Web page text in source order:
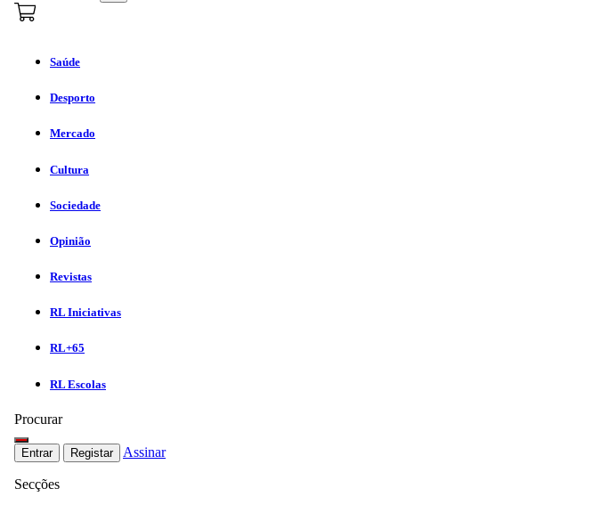
Saúde
Desporto
Mercado
Cultura
Sociedade
Opinião
Revistas
RL Iniciativas
RL+65
RL Escolas
Procurar
Entrar Registar Assinar
Secções